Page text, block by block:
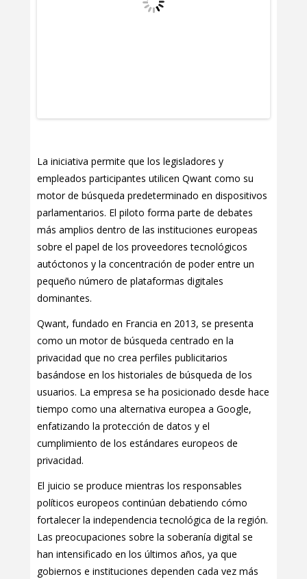
La iniciativa permite que los legisladores y
empleados participantes utilicen Qwant como su
motor de búsqueda predeterminado en dispositivos
parlamentarios. El piloto forma parte de debates
más amplios dentro de las instituciones europeas
sobre el papel de los proveedores tecnológicos
autóctonos y la concentración de poder entre un
pequeño número de plataformas digitales
dominantes.
Qwant, fundado en Francia en 2013, se presenta
como un motor de búsqueda centrado en la
privacidad que no crea perfiles publicitarios
basándose en los historiales de búsqueda de los
usuarios. La empresa se ha posicionado desde hace
tiempo como una alternativa europea a Google,
enfatizando la protección de datos y el
cumplimiento de los estándares europeos de
privacidad.
El juicio se produce mientras los responsables
políticos europeos continúan debatiendo cómo
fortalecer la independencia tecnológica de la región.
Las preocupaciones sobre la soberanía digital se
han intensificado en los últimos años, ya que
gobiernos e instituciones dependen cada vez más